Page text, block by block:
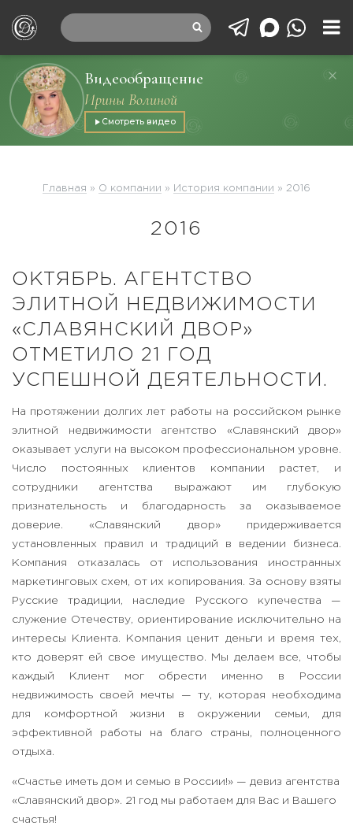
Видеообращение
Ирины Волиной
Смотреть видео
Главная » О компании » История компании » 2016
2016
ОКТЯБРЬ. АГЕНТСТВО
ЭЛИТНОЙ НЕДВИЖИМОСТИ
«СЛАВЯНСКИЙ ДВОР»
ОТМЕТИЛО 21 ГОД
УСПЕШНОЙ ДЕЯТЕЛЬНОСТИ.
На протяжении долгих лет работы на российском рынке
элитной недвижимости агентство «Славянский двор»
оказывает услуги на высоком профессиональном уровне.
Число постоянных клиентов компании растет, и
сотрудники агентства выражают им глубокую
признательность и благодарность за оказываемое
доверие. «Славянский двор» придерживается
установленных правил и традиций в ведении бизнеса.
Компания отказалась от использования иностранных
маркетинговых схем, от их копирования. За основу взяты
Русские традиции, наследие Русского купечества —
служение Отечеству, ориентирование исключительно на
интересы Клиента. Компания ценит деньги и время тех,
кто доверят ей свое имущество. Мы делаем все, чтобы
каждый Клиент мог обрести именно в России
недвижимость своей мечты — ту, которая необходима
для комфортной жизни в окружении семьи, для
эффективной работы на благо страны, полноценного
отдыха.
«Счастье иметь дом и семью в России!» — девиз агентства
«Славянский двор». 21 год мы работаем для Вас и Вашего
счастья!